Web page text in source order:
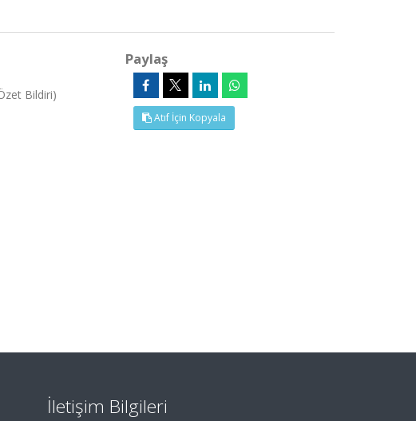
Bildiri)
Paylaş
Atıf İçin Kopyala
İletişim Bilgileri